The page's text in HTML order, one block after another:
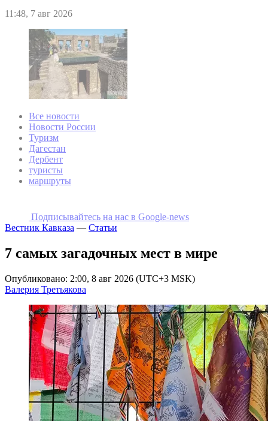
11:48, 7 авг 2026
Все новости
Новости России
Туризм
Дагестан
Дербент
туристы
маршруты
Подписывайтесь на наc в Google-news
Вестник Кавказа — Статьи
7 самых загадочных мест в мире
Опубликовано: 2:00, 8 авг 2026 (UTC+3 MSK)
Валерия Третьякова